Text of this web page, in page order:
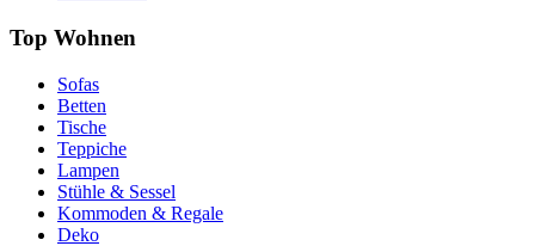
Top Wohnen
Sofas
Betten
Tische
Teppiche
Lampen
Stühle & Sessel
Kommoden & Regale
Deko